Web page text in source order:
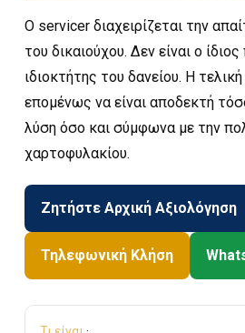
Ο servicer διαχειρίζεται την
του δικαιούχου. Δεν είναι ο
ιδιοκτήτης του δανείου. Η
επομένως να είναι αποδεκτή
λύση όσο και σύμφωνα με την
χαρτοφυλακίου.
Ζητήστε Αρχική Αξιολόγηση
Τηλεφωνική Κλήση